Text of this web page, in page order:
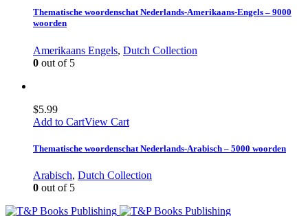
Thematische woordenschat Nederlands-Amerikaans-Engels – 9000
woorden
Amerikaans Engels, Dutch Collection
0 out of 5
$5.99
Add to CartView Cart
Thematische woordenschat Nederlands-Arabisch – 5000 woorden
Arabisch, Dutch Collection
0 out of 5